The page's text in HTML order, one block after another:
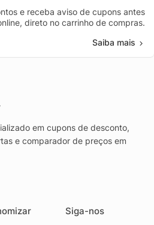
e receba aviso de cupons antes
direto no carrinho de compras.
Saiba mais
em cupons de desconto,
e comparador de preços em
Siga-nos